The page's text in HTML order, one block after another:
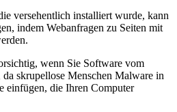
versehentlich installiert wurde, kann
indem Webanfragen zu Seiten mit
wenn Sie Software vom
da skrupellose Menschen Malware in
einfügen, die Ihren Computer